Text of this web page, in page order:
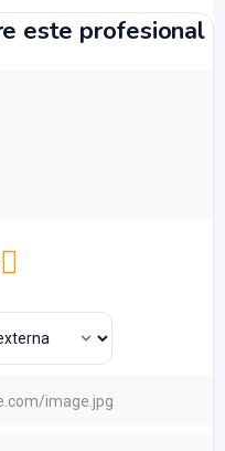
este profesional